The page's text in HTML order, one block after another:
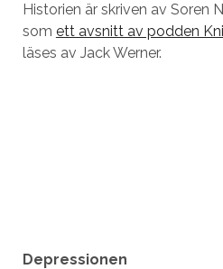
Historien är skriven av Soren
som ett avsnitt av podden
läses av Jack Werner.
Depressionen